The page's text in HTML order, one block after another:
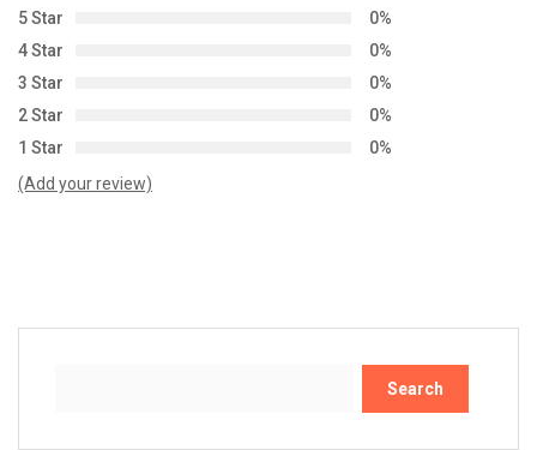
5 Star
0%
4 Star
0%
3 Star
0%
2 Star
0%
1 Star
0%
(Add your review)